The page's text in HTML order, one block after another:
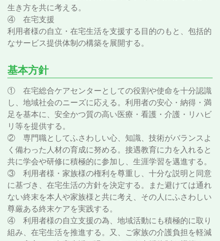
生き方を共に考える。
④ 在宅支援
利用者様の自立・在宅生活を支援する目的のもと、包括的
なサービス提供体制の構築を展開する。
基本方針
① 在宅総合ケアセンターとしての役割や使命を十分認識
し、地域社会のニーズに応える。利用者の安心・納得・満
足を基本に、安全かつ質の高い医療・看護・介護・リハビ
リ等を提供する。
② 専門職としてふさわしい心、知識、技術がバランスよ
く備わった人材の育成に努める。接遇教育に力を入れると
共に学会や研修に積極的に参加し、生涯学習を邁進する。
③ 利用者様・家族様の権利を尊重し、十分な説明と同意
に基づき、在宅生活の方針を決定する。また避けては通れ
ない終末を本人や家族様と共に考え、その人にふさわしい
尊厳ある終末ケアを実践する。
④ 利用者様の自立支援の為、地域活動にも積極的に取り
組み、在宅生活を推進する。又、ご家族の介護負担を軽減